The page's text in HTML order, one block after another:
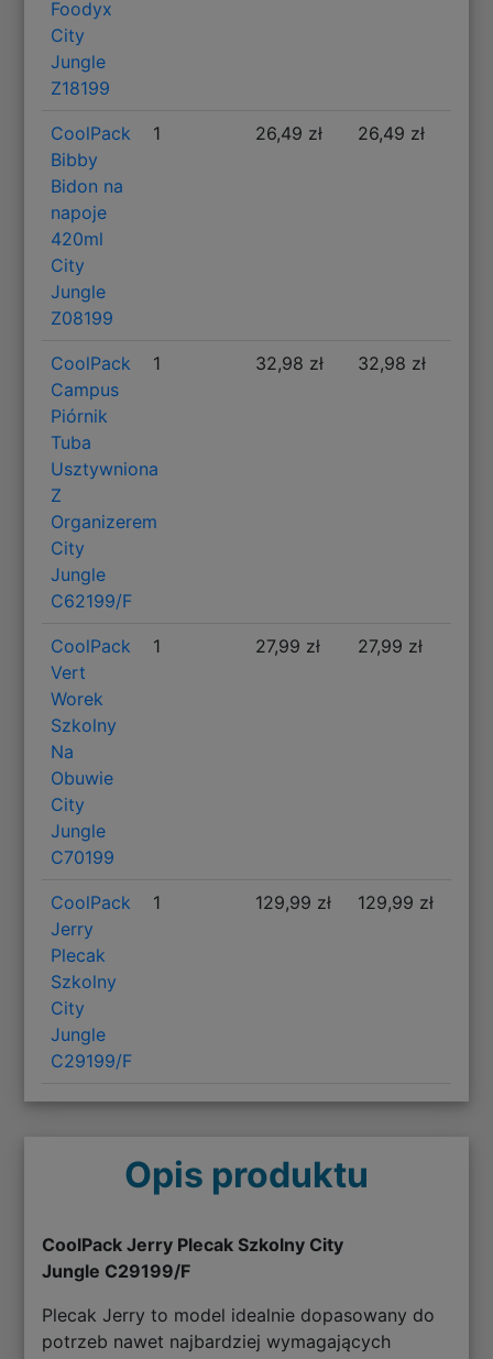
Foodyx
City
Jungle
Z18199
CoolPack
Bibby
Bidon na
napoje
420ml
City
Jungle
Z08199
1 26,49 zł 26,49 zł
CoolPack
Campus
Piórnik
Tuba
Usztywniona
Z
Organizerem
City
Jungle
C62199/F
1 32,98 zł 32,98 zł
CoolPack
Vert
Worek
Szkolny
Na
Obuwie
City
Jungle
C70199
1 27,99 zł 27,99 zł
CoolPack
Jerry
Plecak
Szkolny
City
Jungle
C29199/F
1 129,99 zł 129,99 zł
Opis produktu
CoolPack Jerry Plecak Szkolny City
Jungle C29199/F
Plecak Jerry to model idealnie dopasowany do
potrzeb nawet najbardziej wymagających